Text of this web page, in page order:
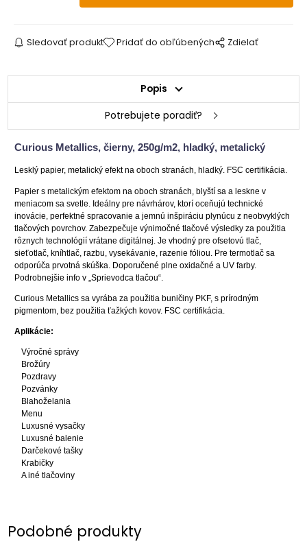
Sledovať produkt Pridať do obľúbených Zdielať
Popis
Potrebujete poradiť?
Curious Metallics, čierny, 250g/m2, hladký, metalický
Lesklý papier, metalický efekt na oboch stranách, hladký. FSC certifikácia.
Papier s metalickým efektom na oboch stranách, blyští sa a leskne v
meniacom sa svetle. Ideálny pre návrhárov, ktorí oceňujú technické
inovácie, perfektné spracovanie a jemnú inšpiráciu plynúcu z neobvyklých
tlačových povrchov. Zabezpečuje výnimočné tlačové výsledky za použitia
rôznych technológií vrátane digitálnej. Je vhodný pre ofsetovú tlač,
sieťotlač, kníhtlač, razbu, vysekávanie, razenie fóliou. Pre termotlač sa
odporúča prvotná skúška. Doporučené plne oxidačné a UV farby.
Podrobnejšie info v „Sprievodca tlačou“.
Curious Metallics sa vyrába za použitia buničiny PKF, s prírodným
pigmentom, bez použitia ťažkých kovov. FSC certifikácia.
Aplikácie:
Výročné správy
Brožúry
Pozdravy
Pozvánky
Blahoželania
Menu
Luxusné vysačky
Luxusné balenie
Darčekové tašky
Krabičky
A iné tlačoviny
Podobné produkty